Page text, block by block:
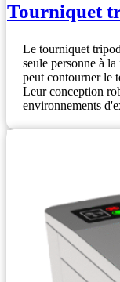
Tourniquet
Le tourniquet
seule personne à
peut contourner le
Leur conception
environnements